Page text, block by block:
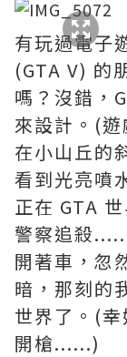
有玩過電
(GTA V) 的
嗎？沒錯，
來設計。(
在小山丘的
看到光亮噴
正在 GTA
警察追殺
開著車，忽
暗，那刻的
世界了。(
開槍......)